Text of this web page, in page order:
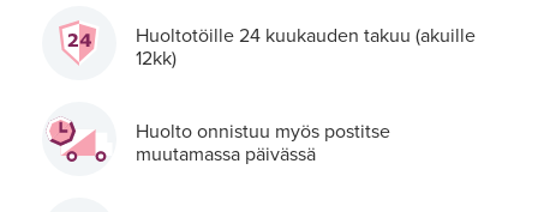
Huoltotöille 24 kuukauden takuu (akuille
12kk)
Huolto onnistuu myös postitse
muutamassa päivässä